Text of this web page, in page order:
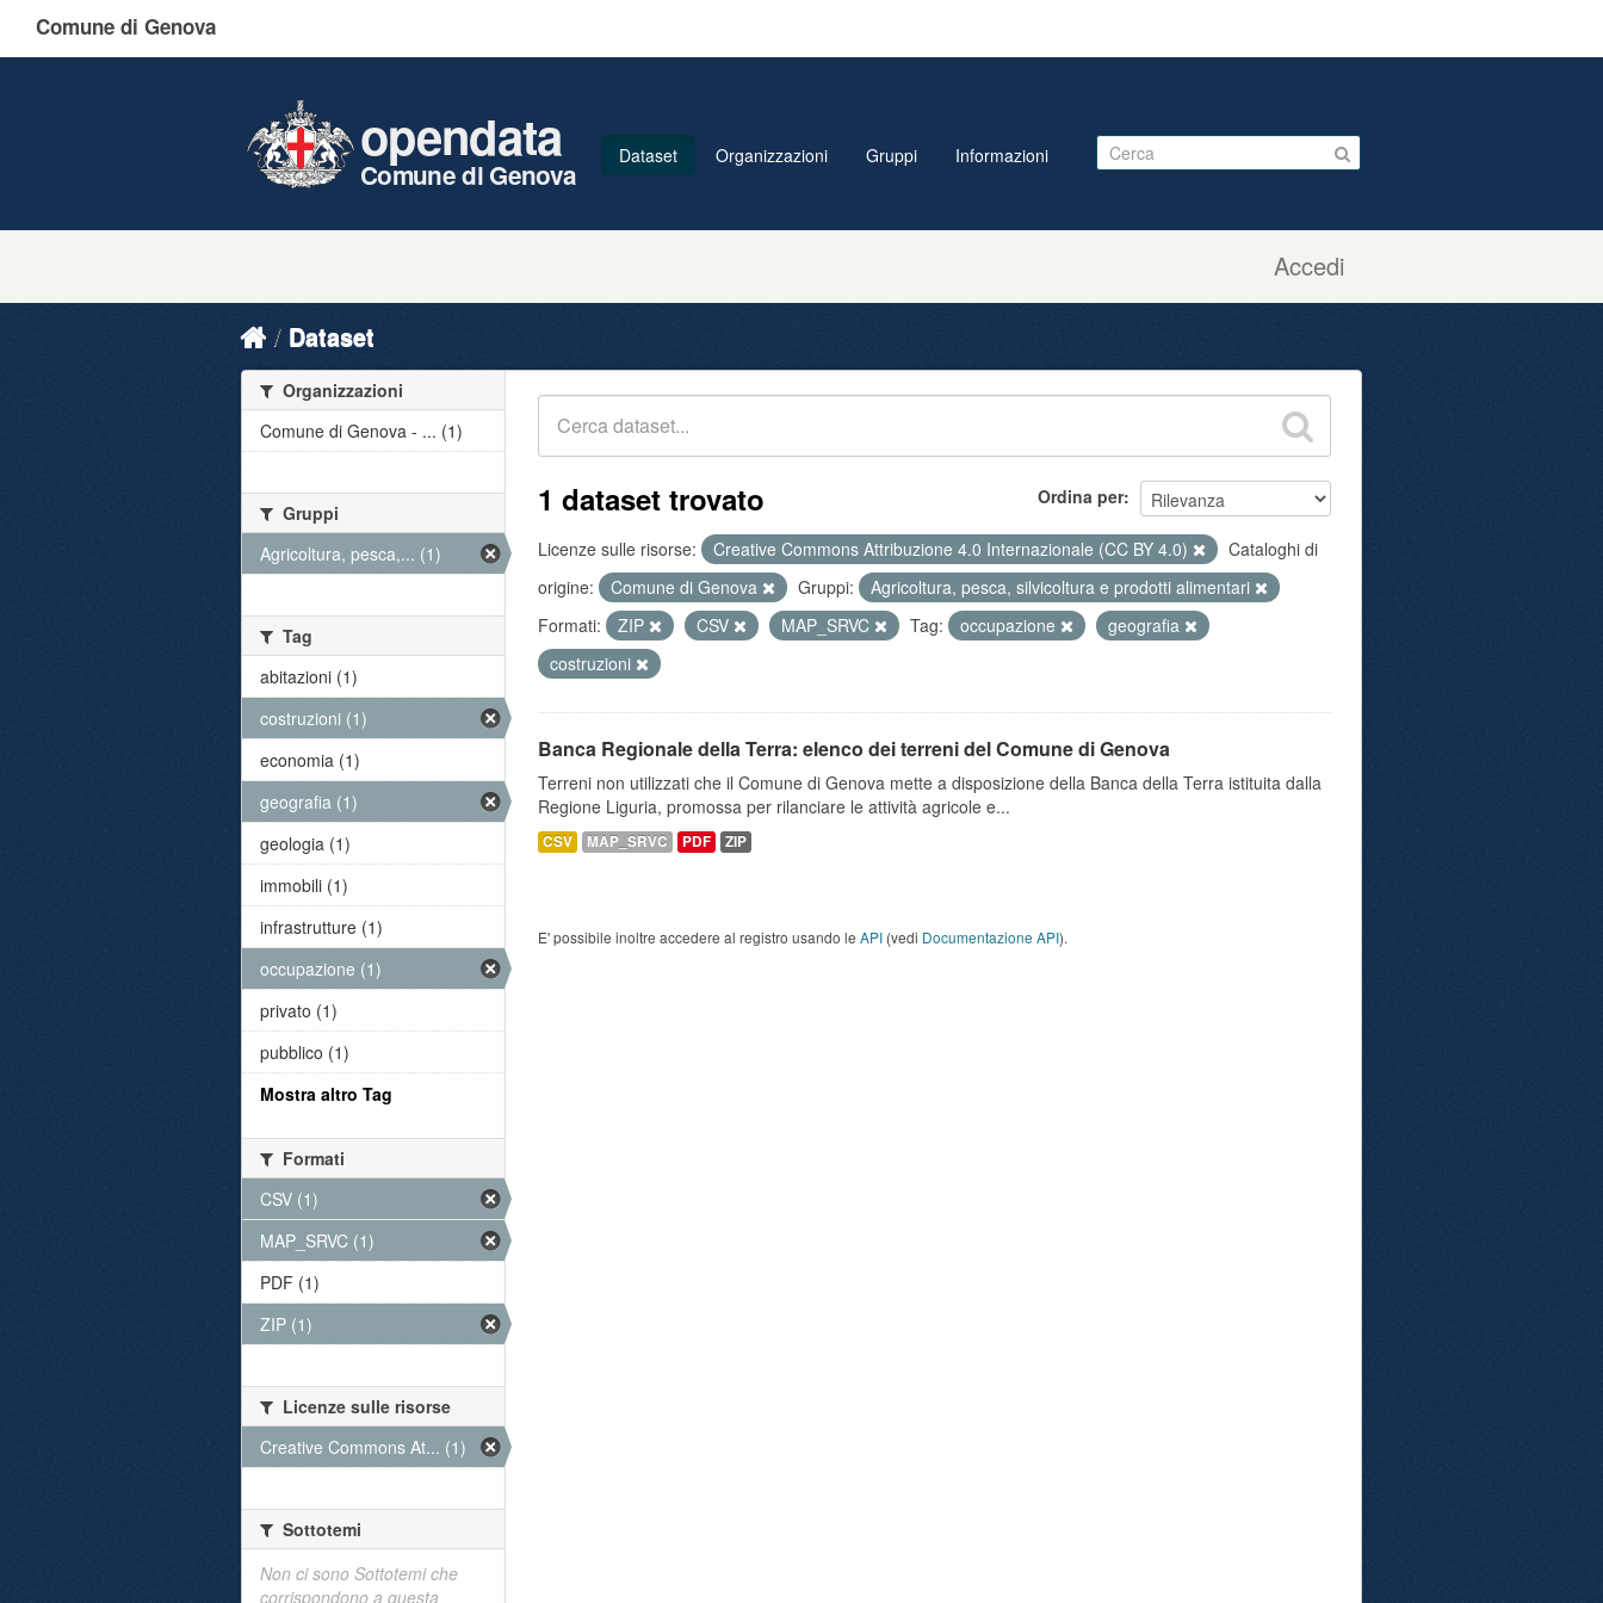
Comune di Genova
Accedi
opendata
Comune di Genova
Dataset Organizzazioni Gruppi Informazioni
Dataset
Ordina per
1 dataset trovato
Licenze sulle risorse: Creative Commons Attribuzione 4.0 Internazionale (CC BY 4.0)
Cataloghi di
origine:
Comune di Genova Gruppi:
Agricoltura, pesca, silvicoltura e prodotti alimentari
Formati:
ZIP CSV MAP_SRVC Tag: occupazione
geografia
costruzioni
Banca Regionale della Terra: elenco dei terreni del Comune di Genova
Terreni non utilizzati che il Comune di Genova mette a disposizione della Banca della Terra istituita dalla
Regione Liguria, promossa per rilanciare le attività agricole e...
CSV MAP_SRVC PDF ZIP
E' possibile inoltre accedere al registro usando le API (vedi Documentazione API).
Organizzazioni
Comune di Genova - ... (1)
Gruppi
Agricoltura, pesca,... (1)
Tag
abitazioni (1)
costruzioni (1)
economia (1)
geografia (1)
geologia (1)
immobili (1)
infrastrutture (1)
occupazione (1)
privato (1)
pubblico (1)
Mostra altro Tag
Formati
CSV (1)
MAP_SRVC (1)
PDF (1)
ZIP (1)
Licenze sulle risorse
Creative Commons At... (1)
Sottotemi
Non ci sono Sottotemi che
corrispondono a questa